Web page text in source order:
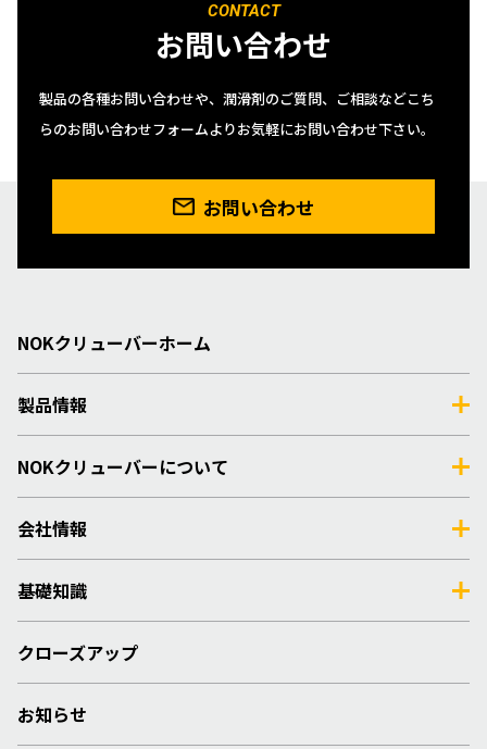
CONTACT
お問い合わせ
製品の各種お問い合わせや、潤滑剤のご質問、ご相談などこち
らのお問い合わせフォームよりお気軽にお問い合わせ下さい。
お問い合わせ
NOKクリューバーホーム
製品情報
NOKクリューバーについて
会社情報
基礎知識
クローズアップ
お知らせ